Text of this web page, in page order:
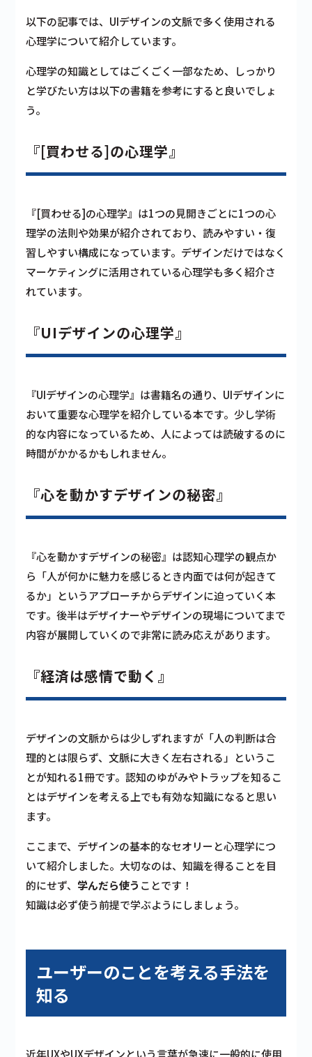
以下の記事では、UIデザインの文脈で多く使用される
心理学について紹介しています。
心理学の知識としてはごくごく一部なため、しっかり
と学びたい方は以下の書籍を参考にすると良いでしょ
う。
『[買わせる]の心理学』
『[買わせる]の心理学』は1つの見開きごとに1つの心
理学の法則や効果が紹介されており、読みやすい・復
習しやすい構成になっています。デザインだけではなく
マーケティングに活用されている心理学も多く紹介さ
れています。
『UIデザインの心理学』
『UIデザインの心理学』は書籍名の通り、UIデザインに
おいて重要な心理学を紹介している本です。少し学術
的な内容になっているため、人によっては読破するのに
時間がかかるかもしれません。
『心を動かすデザインの秘密』
『心を動かすデザインの秘密』は認知心理学の観点か
ら「人が何かに魅力を感じるとき内面では何が起きて
るか」というアプローチからデザインに迫っていく本
です。後半はデザイナーやデザインの現場についてまで
内容が展開していくので非常に読み応えがあります。
『経済は感情で動く』
デザインの文脈からは少しずれますが「人の判断は合
理的とは限らず、文脈に大きく左右される」というこ
とが知れる1冊です。認知のゆがみやトラップを知るこ
とはデザインを考える上でも有効な知識になると思い
ます。
ここまで、デザインの基本的なセオリーと心理学につ
いて紹介しました。大切なのは、知識を得ることを目
的にせず、 学んだら使う ことです！
知識は必ず使う前提で学ぶようにしましょう。
ユーザーのことを考える手法を
知る
近年UXやUXデザインという言葉が急速に一般的に使用